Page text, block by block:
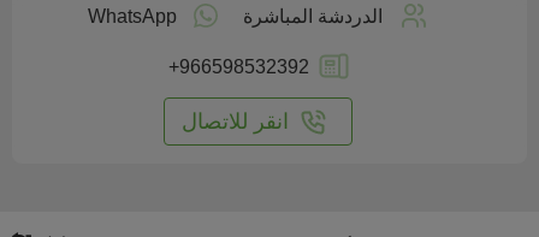
الدردشة المباشرة WhatsApp
+966598532392
انقر للاتصال